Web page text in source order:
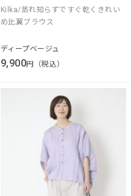
Kilka/蒸れ知らずですぐ乾くきれい
め比翼ブラウス
ディープベージュ
9,900円（税込）